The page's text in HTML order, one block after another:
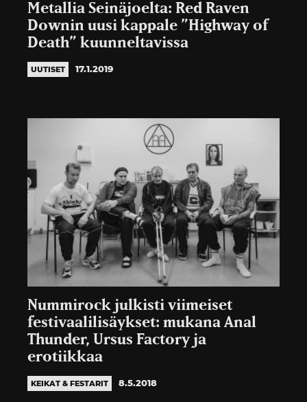
Metallia Seinäjoelta: Red Raven
Downin uusi kappale ”Highway of
Death” kuunneltavissa
UUTISET 17.1.2019
Nummirock julkisti viimeiset
festivaalilisäykset: mukana Anal
Thunder, Ursus Factory ja
erotiikkaa
KEIKAT & FESTARIT 8.5.2018